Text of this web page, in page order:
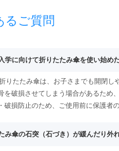
るご質問
学に向けて折りたたみ傘を使い始め
りたたみ傘は、お子さまでも開閉し
を破損させてしまう場合があるため
破損防止のため、ご使用前に保護者
み傘の石突（石づき）が緩んだり外